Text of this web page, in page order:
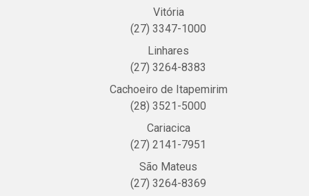
Vitória
(27) 3347-1000
Linhares
(27) 3264-8383
Cachoeiro de Itapemirim
(28) 3521-5000
Cariacica
(27) 2141-7951
São Mateus
(27) 3264-8369